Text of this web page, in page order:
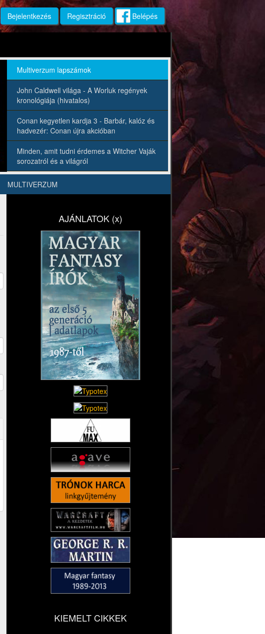
Bejelentkezés Regisztráció Belépés
Multiverzum lapszámok
John Caldwell világa - A Worluk regények
kronológiája (hivatalos)
Conan kegyetlen kardja 3 - Barbár, kalóz és
hadvezér: Conan újra akcióban
Minden, amit tudni érdemes a Witcher Vaják
sorozatról és a világról
MULTIVERZUM
AJÁNLATOK (x)
KIEMELT CIKKEK